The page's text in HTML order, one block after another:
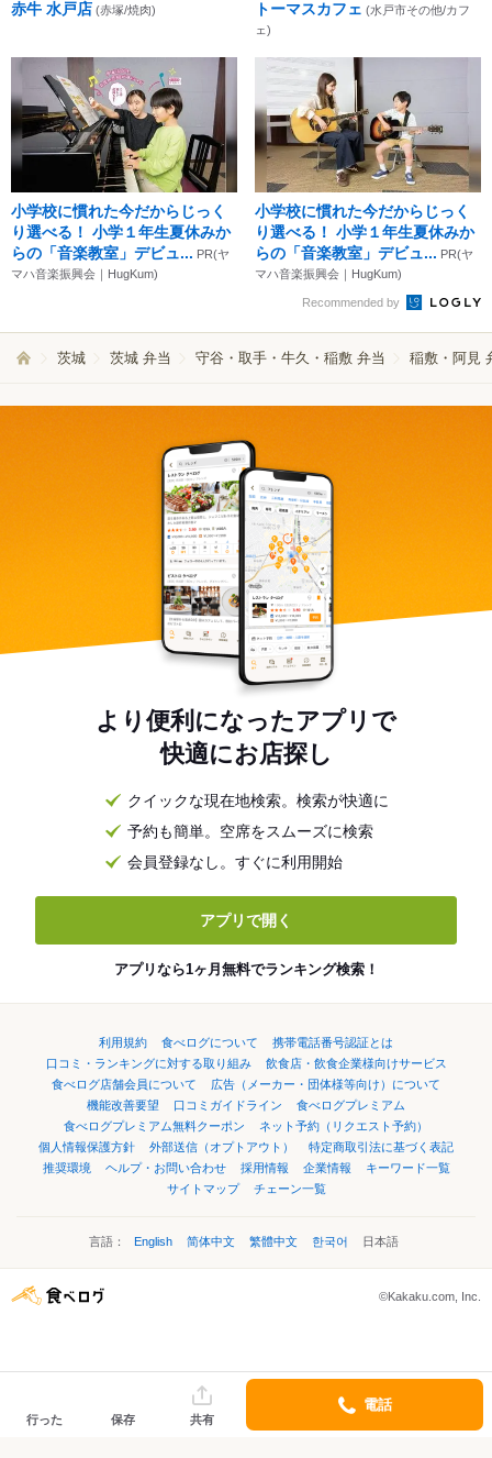
赤牛 水戸店 (赤塚/焼肉) トーマスカフェ (水戸市その他/カフ
ェ)
小学校に慣れた今だからじっく
り選べる！ 小学１年生夏休みか
らの「音楽教室」デビュ... PR(ヤ
マハ音楽振興会｜HugKum)
小学校に慣れた今だからじっく
り選べる！ 小学１年生夏休みか
らの「音楽教室」デビュ... PR(ヤ
マハ音楽振興会｜HugKum)
Recommended by
茨城 茨城 弁当 守谷・取手・牛久・稲敷 弁当 稲敷・阿見
より便利になったアプリで
快適にお店探し
クイックな現在地検索。検索が快適に
予約も簡単。空席をスムーズに検索
会員登録なし。すぐに利用開始
アプリで開く
アプリなら1ヶ月無料でランキング検索！
利用規約 食べログについて
携帯電話番号認証とは
口コミ・ランキングに対する取り組み
飲食店・飲食企業様向けサービス
食べログ店舗会員について
広告（メーカー・団体様等向け）について
機能改善要望
口コミガイドライン
食べログプレミアム
食べログプレミアム無料クーポン
ネット予約（リクエスト予約）
個人情報保護方針
外部送信（オプトアウト）
特定商取引法に基づく表記
推奨環境
ヘルプ・お問い合わせ 採用情報 企業情報
キーワード一覧
サイトマップ
チェーン一覧
言語： English 简体中文 繁體中文 한국어 日本語
©Kakaku.com, Inc.
行った 保存 共有
電話